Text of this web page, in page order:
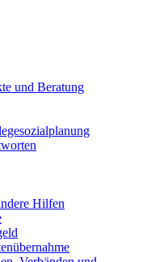
und Beratung
Hilfen